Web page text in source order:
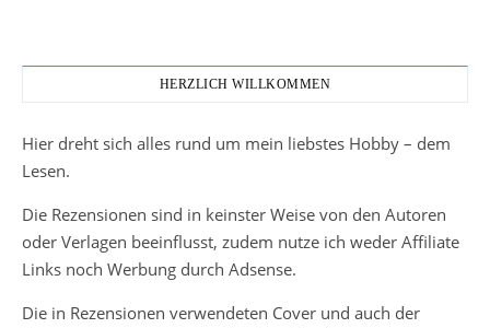
HERZLICH WILLKOMMEN
Hier dreht sich alles rund um mein liebstes Hobby – dem
Lesen.
Die Rezensionen sind in keinster Weise von den Autoren
oder Verlagen beeinflusst, zudem nutze ich weder Affiliate
Links noch Werbung durch Adsense.
Die in Rezensionen verwendeten Cover und auch der